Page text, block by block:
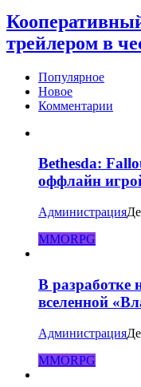
трейлером в
Популярное
Новое
Комментарии
Bethesda:
оффлайн
Администрация
MMORPG
В разработке
вселенной
Администрация
MMORPG